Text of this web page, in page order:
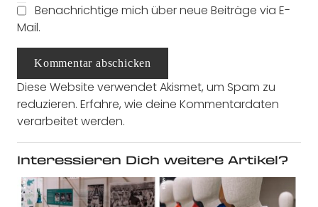
Benachrichtige mich über neue Beiträge via E-
Mail.
Kommentar abschicken
Diese Website verwendet Akismet, um Spam zu
reduzieren. Erfahre, wie deine Kommentardaten
verarbeitet werden.
Interessieren Dich weitere Artikel?